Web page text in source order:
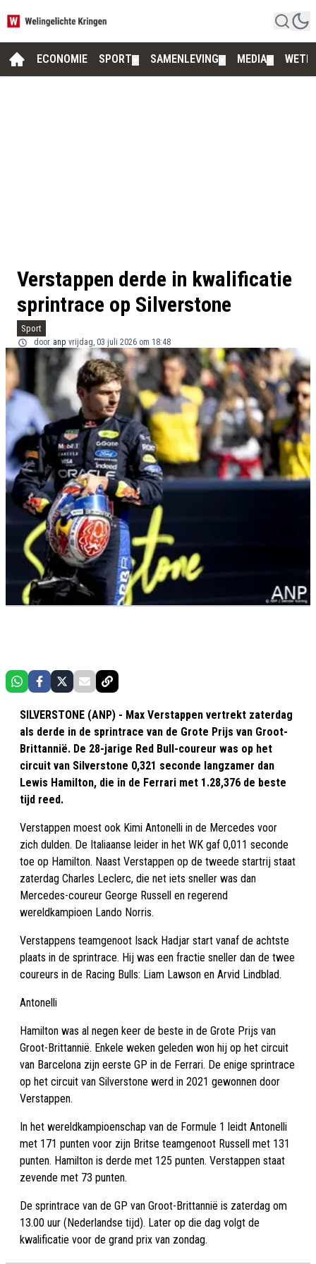
ECONOMIE SPORT SAMENLEVING MEDIA
Verstappen derde in kwalificatie
sprintrace op Silverstone
Sport
door anp vrijdag, 03 juli 2026 om 18:48
SILVERSTONE (ANP) - Max Verstappen vertrekt zaterdag
als derde in de sprintrace van de Grote Prijs van Groot-
Brittannië. De 28-jarige Red Bull-coureur was op het
circuit van Silverstone 0,321 seconde langzamer dan
Lewis Hamilton, die in de Ferrari met 1.28,376 de beste
tijd reed.
Verstappen moest ook Kimi Antonelli in de Mercedes voor
zich dulden. De Italiaanse leider in het WK gaf 0,011 seconde
toe op Hamilton. Naast Verstappen op de tweede startrij staat
zaterdag Charles Leclerc, die net iets sneller was dan
Mercedes-coureur George Russell en regerend
wereldkampioen Lando Norris.
Verstappens teamgenoot Isack Hadjar start vanaf de achtste
plaats in de sprintrace. Hij was een fractie sneller dan de twee
coureurs in de Racing Bulls: Liam Lawson en Arvid Lindblad.
Antonelli
Hamilton was al negen keer de beste in de Grote Prijs van
Groot-Brittannië. Enkele weken geleden won hij op het circuit
van Barcelona zijn eerste GP in de Ferrari. De enige sprintrace
op het circuit van Silverstone werd in 2021 gewonnen door
Verstappen.
In het wereldkampioenschap van de Formule 1 leidt Antonelli
met 171 punten voor zijn Britse teamgenoot Russell met 131
punten. Hamilton is derde met 125 punten. Verstappen staat
zevende met 73 punten.
De sprintrace van de GP van Groot-Brittannië is zaterdag om
13.00 uur (Nederlandse tijd). Later op die dag volgt de
kwalificatie voor de grand prix van zondag.